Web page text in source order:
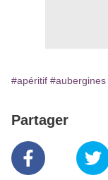
#apéritif #aubergines
Partager